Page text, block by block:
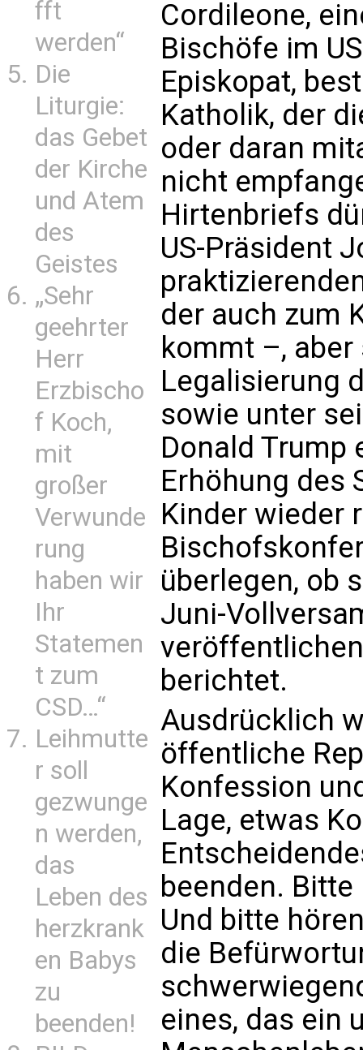
fft
werden“
Die
Liturgie:
das Gebet
der Kirche
und Atem
des
Geistes
„Sehr
geehrter
Herr
Erzbischo
f Koch,
mit
großer
Verwunde
rung
haben wir
Ihr
Statemen
t zum
CSD…“
Leihmutte
r soll
gezwunge
n werden,
das
Leben des
herzkrank
en Babys
zu
beenden!
Cordileone,
Bischöfe im
Episkopat,
Katholik, der
oder daran
nicht
Hirtenbriefs
US-Präsident
der auch zum
kommt –,
Legalisierung
sowie unter
Donald Trump
Erhöhung des
Kinder wieder
überlegen, ob
Juni-
berichtet.
Ausdrücklich
öffentliche
Konfession
Lage, etwas
beenden.
Und bitte
die
eines, das ein